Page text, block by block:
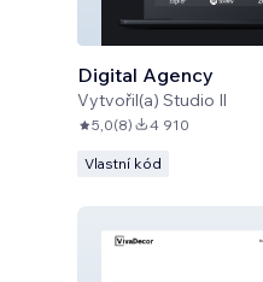
Digital Agency
Vytvořil(a) Studio Il
5,0(8) 4 910
Vlastní kód